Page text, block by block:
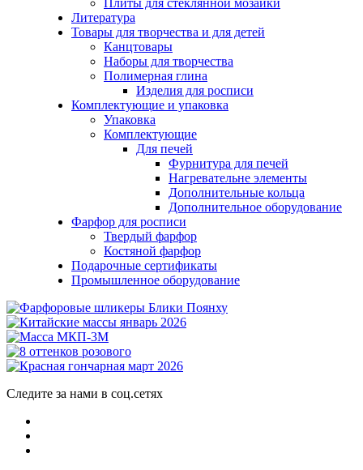
Плиты для стеклянной мозаики
Литература
Товары для творчества и для детей
Канцтовары
Наборы для творчества
Полимерная глина
Изделия для росписи
Комплектующие и упаковка
Упаковка
Комплектующие
Для печей
Фурнитура для печей
Нагревательне элементы
Дополнительные кольца
Дополнительное оборудование
Фарфор для росписи
Твердый фарфор
Костяной фарфор
Подарочные сертификаты
Промышленное оборудование
Следите за нами в соц.сетях